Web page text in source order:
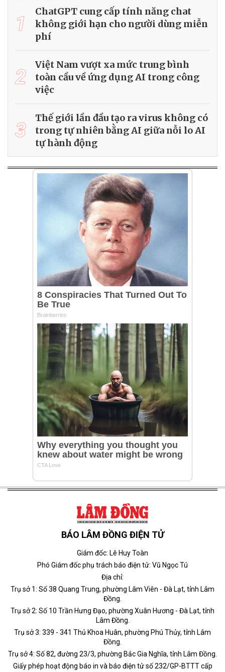
1
ChatGPT cung cấp tính năng chat
không giới hạn cho người dùng miễn
phí
2
Việt Nam vượt xa mức trung bình
toàn cầu về ứng dụng AI trong công
việc
3
Thế giới lần đầu tạo ra virus không có
trong tự nhiên bằng AI giữa nỗi lo AI
tự hành động
BÁO LÂM ĐỒNG ĐIỆN TỬ
Giám đốc: Lê Huy Toàn
Phó Giám đốc phụ trách báo điện tử: Vũ Ngọc Tú
Địa chỉ:
Trụ sở 1: Số 38 Quang Trung, phường Lâm Viên - Đà Lạt, tỉnh Lâm
Đồng.
Trụ sở 2: Số 10 Trần Hưng Đạo, phường Xuân Hương - Đà Lạt, tỉnh
Lâm Đồng.
Trụ sở 3: 339 - 341 Thủ Khoa Huân, phường Phú Thủy, tỉnh Lâm
Đồng.
Trụ sở 4: Số 82, đường 23/3, phường Bắc Gia Nghĩa, tỉnh Lâm Đồng.
Giấy phép hoạt động báo in và báo điện tử số 232/GP-BTTT cấp